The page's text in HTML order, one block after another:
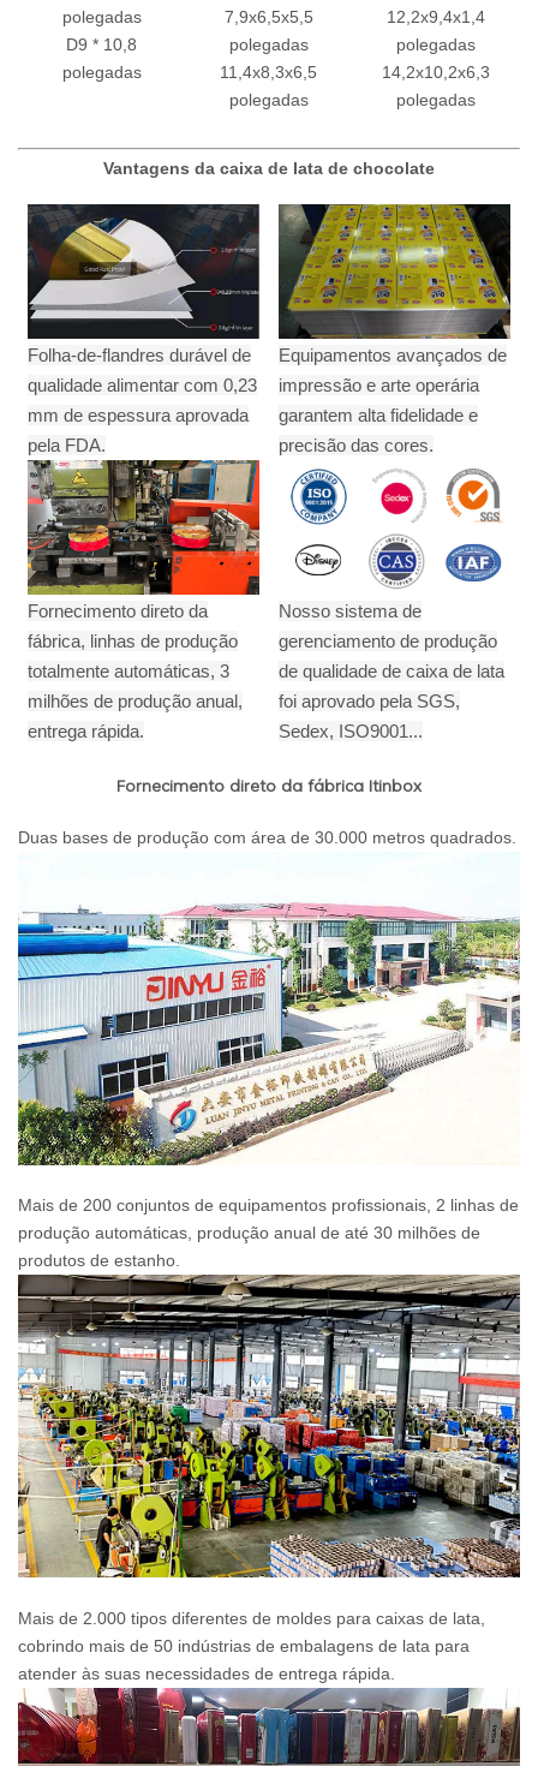
polegadas
D9 * 10,8
polegadas
7,9x6,5x5,5
polegadas
11,4x8,3x6,5
polegadas
12,2x9,4x1,4
polegadas
14,2x10,2x6,3
polegadas
Vantagens da caixa de lata de chocolate
Folha-de-flandres durável de
qualidade alimentar com 0,23
mm de espessura aprovada
pela FDA.
Equipamentos avançados de
impressão e arte operária
garantem alta fidelidade e
precisão das cores.
Fornecimento direto da
fábrica, linhas de produção
totalmente automáticas, 3
milhões de produção anual,
entrega rápida.
Nosso sistema de
gerenciamento de produção
de qualidade de caixa de lata
foi aprovado pela SGS,
Sedex, ISO9001...
Fornecimento direto da fábrica Itinbox
Duas bases de produção com área de 30.000 metros quadrados.
Mais de 200 conjuntos de equipamentos profissionais, 2 linhas de
produção automáticas, produção anual de até 30 milhões de
produtos de estanho.
Mais de 2.000 tipos diferentes de moldes para caixas de lata,
cobrindo mais de 50 indústrias de embalagens de lata para
atender às suas necessidades de entrega rápida.